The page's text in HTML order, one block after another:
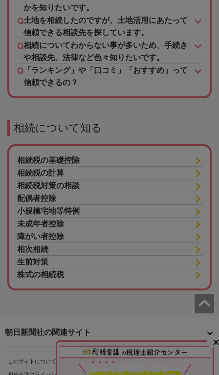
かを知りたいです。
土地を相続したのですが、土地活用にあたって
信頼できる相談先を探しています。
相続についてわからない事が多いため、手続き
や相談先、法律など色々知りたいです。
「ランキング」や「口コミ」「おすすめ」って
信頼できるの？
相続について知る
相続税の基礎控除
相続税の計算
相続税対策の相談
配偶者控除
小規模宅地等特例
未成年者控除
障がい者控除
相次相続
生前対策
株式の相続税
の税理士紹介センター
ったら
朝日新聞社の関連サイト
このサイトについて サイトポリシー 相続会議利用規約